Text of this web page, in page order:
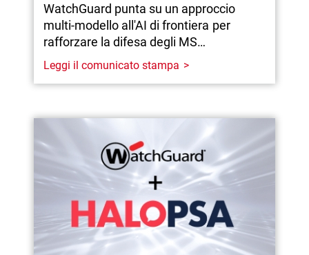
WatchGuard punta su un approccio
multi-modello all'AI di frontiera per
rafforzare la difesa degli MS…
Leggi il comunicato stampa